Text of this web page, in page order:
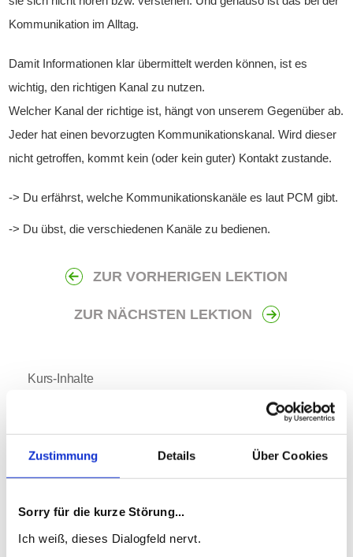
Zustimmung Details Über Cookies
Sorry für die kurze Störung...
Ich weiß, dieses Dialogfeld nervt.
Kommunikation im Alltag.
Damit Informationen klar übermittelt werden können, ist es
wichtig, den richtigen Kanal zu nutzen.
Welcher Kanal der richtige ist, hängt von unserem Gegenüber ab.
Jeder hat einen bevorzugten Kommunikationskanal. Wird dieser
nicht getroffen, kommt kein (oder kein guter) Kontakt zustande.
-> Du erfährst, welche Kommunikationskanäle es laut PCM gibt.
-> Du übst, die verschiedenen Kanäle zu bedienen.
ZUR VORHERIGEN LEKTION
ZUR NÄCHSTEN LEKTION
Kurs-Inhalte
KickOff + Block 1: Wahrnehmungsarten
Block 2: Persönlichkeitstypen +
Charakterstärken